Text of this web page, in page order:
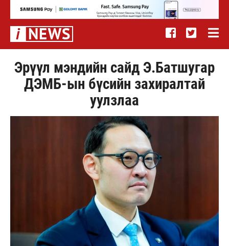
Эрүүл мэндийн сайд Э.Батшугар
ДЭМБ-ын бүсийн захиралтай
уулзлаа